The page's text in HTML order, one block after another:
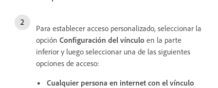
Para establecer acceso personalizado, seleccionar la
opción Configuración del vínculo en la parte
inferior y luego seleccionar una de las siguientes
opciones de acceso:
Cualquier persona en internet con el vínculo